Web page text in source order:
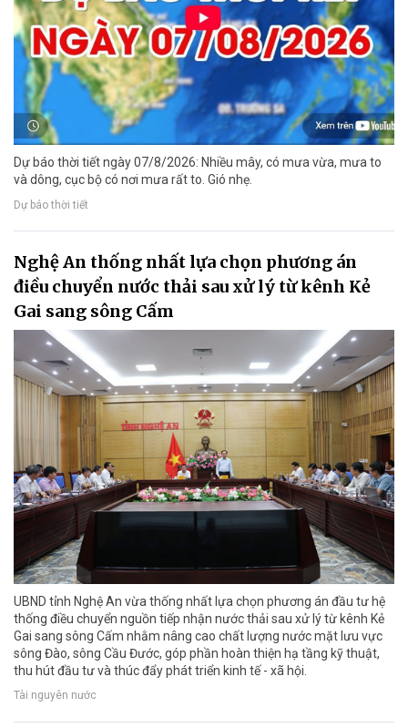
Dự báo thời tiết ngày 07/8/2026: Nhiều mây, có mưa vừa, mưa to
và dông, cục bộ có nơi mưa rất to. Gió nhẹ.
Dự báo thời tiết
Nghệ An thống nhất lựa chọn phương án
điều chuyển nước thải sau xử lý từ kênh Kẻ
Gai sang sông Cấm
UBND tỉnh Nghệ An vừa thống nhất lựa chọn phương án đầu tư hệ
thống điều chuyển nguồn tiếp nhận nước thải sau xử lý từ kênh Kẻ
Gai sang sông Cấm nhằm nâng cao chất lượng nước mặt lưu vực
sông Đào, sông Cầu Đước, góp phần hoàn thiện hạ tầng kỹ thuật,
thu hút đầu tư và thúc đẩy phát triển kinh tế - xã hội.
Tài nguyên nước